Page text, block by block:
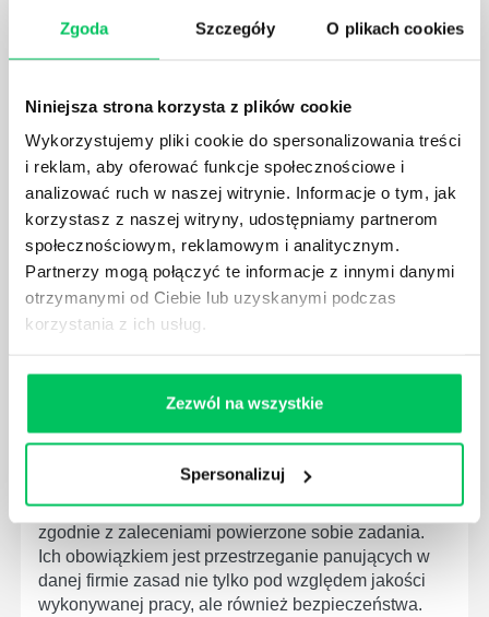
Zgoda Szczegóły O plikach cookies
Niniejsza strona korzysta z plików cookie
Wykorzystujemy pliki cookie do spersonalizowania treści
i reklam, aby oferować funkcje społecznościowe i
analizować ruch w naszej witrynie. Informacje o tym, jak
korzystasz z naszej witryny, udostępniamy partnerom
społecznościowym, reklamowym i analitycznym.
Partnerzy mogą połączyć te informacje z innymi danymi
otrzymanymi od Ciebie lub uzyskanymi podczas
korzystania z ich usług.
Zezwól na wszystkie
Spersonalizuj
GDZIE MOŻEMY ZAPOZNAĆ SIĘ Z
MEDYCZNYCH?
W związku z ogromnym rozwojem dzisiejszego
społeczeństwa wprowadzane jest coraz więcej reguł,
które mają za zadanie poprawić poszczególne
dziedziny gospodarki. Dzięki nim wszystkie firmy
będą zobowiązane przestrzegać zasad, których
wprowadzenie dąży do ujednolicenia jakości
produktów, które trafiają do klientów.
LABORATORIUM?
W każdym miejscu pracy osoby zatrudnione na
poszczególne stanowiska muszą wykonywać
zgodnie z zaleceniami powierzone sobie zadania.
Ich obowiązkiem jest przestrzeganie panujących w
danej firmie zasad nie tylko pod względem jakości
wykonywanej pracy, ale również bezpieczeństwa.